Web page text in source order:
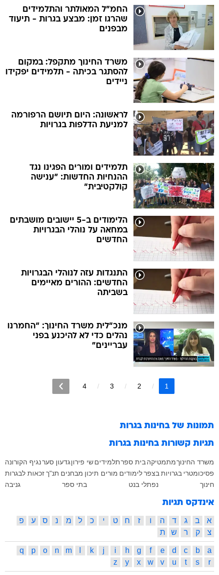
החמ"ל המאולתר והתלמידים
שהרגו זמן: מבצע בגרות - תיעוד
מבפנים
משרד החינוך מתקפל: במקום
להסתגר בכיתה - תלמידים יפקידו
ניידים
לראשונה: היום תיושם הרפורמה
למניעת הדלפות בגרויות
תלמידים ומורים הפגינו נגד
ההנחיות החדשות: "ענישה
קולקטיבית"
הלימודים ב-5 יישובים מושבתים
במחאה על נוהלי הבגרויות
החדשים
התנגדות עזה לנוהלי הבגרויות
החדשים: ההורים מאיימים
בשביתה
מנכ"לית משרד החינוך: "החמרנו
נהלים כדי לא להיכנע בפני
עבריינים"
1
2
3
4
תמונות של בחינות בגרות
תגיות קשורות בחינות בגרות
משרד החינוךמתמטיקהבית ספרתלמידיםשי פירוןגדעון סערנגיף הקורונה
פסיכומטרי בגרויות בצפר לימודים מורים תיכון מבחנים תנ"ךזכאות לבגרות
חינוך
נפתלי בנט בתי ספר גניבה
אינדקס תגיות
א ב ג ד ה ו ז ח ט י כ ל מ נ ס ע
פ
צ
ק ר ש ת
a
b
c
d
e
f
g
h
i
j
k
m
n
o
p
q
r
s
t
u
v
w
x
y
z